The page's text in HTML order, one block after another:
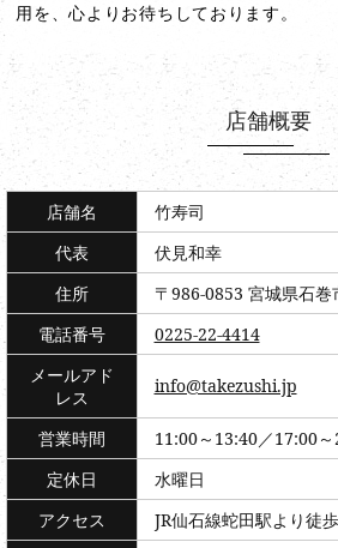
用を、心よりお待ちしております。
店舗概要
店舗名
竹寿司
代表
伏見和幸
住所
〒986-0853 宮城県石
電話番号
0225-22-4414
メールアド
レス
info@takezushi.jp
営業時間
11:00～13:40／17:00
定休日
水曜日
アクセス
JR仙石線蛇田駅より徒